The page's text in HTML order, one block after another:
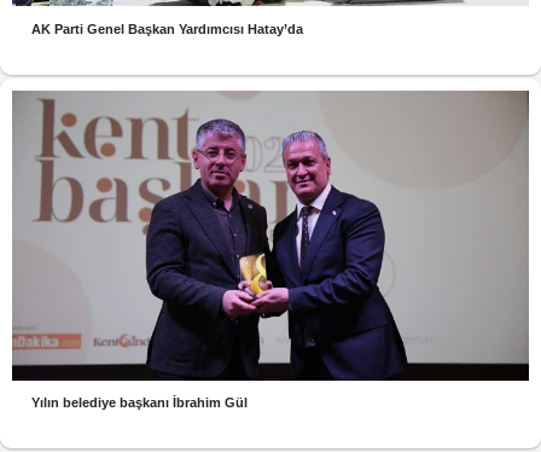
AK Parti Genel Başkan Yardımcısı Hatay’da
Yılın belediye başkanı İbrahim Gül